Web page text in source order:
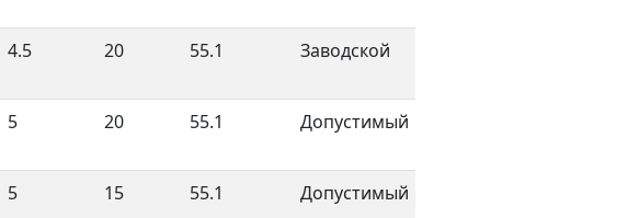
4.5 20 55.1 Заводской
5 20 55.1 Допустимый
5 15 55.1 Допустимый